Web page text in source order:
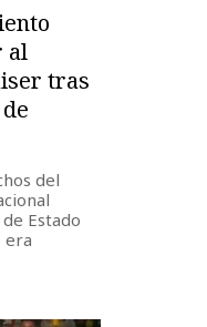
al
tras
del
Estado
era